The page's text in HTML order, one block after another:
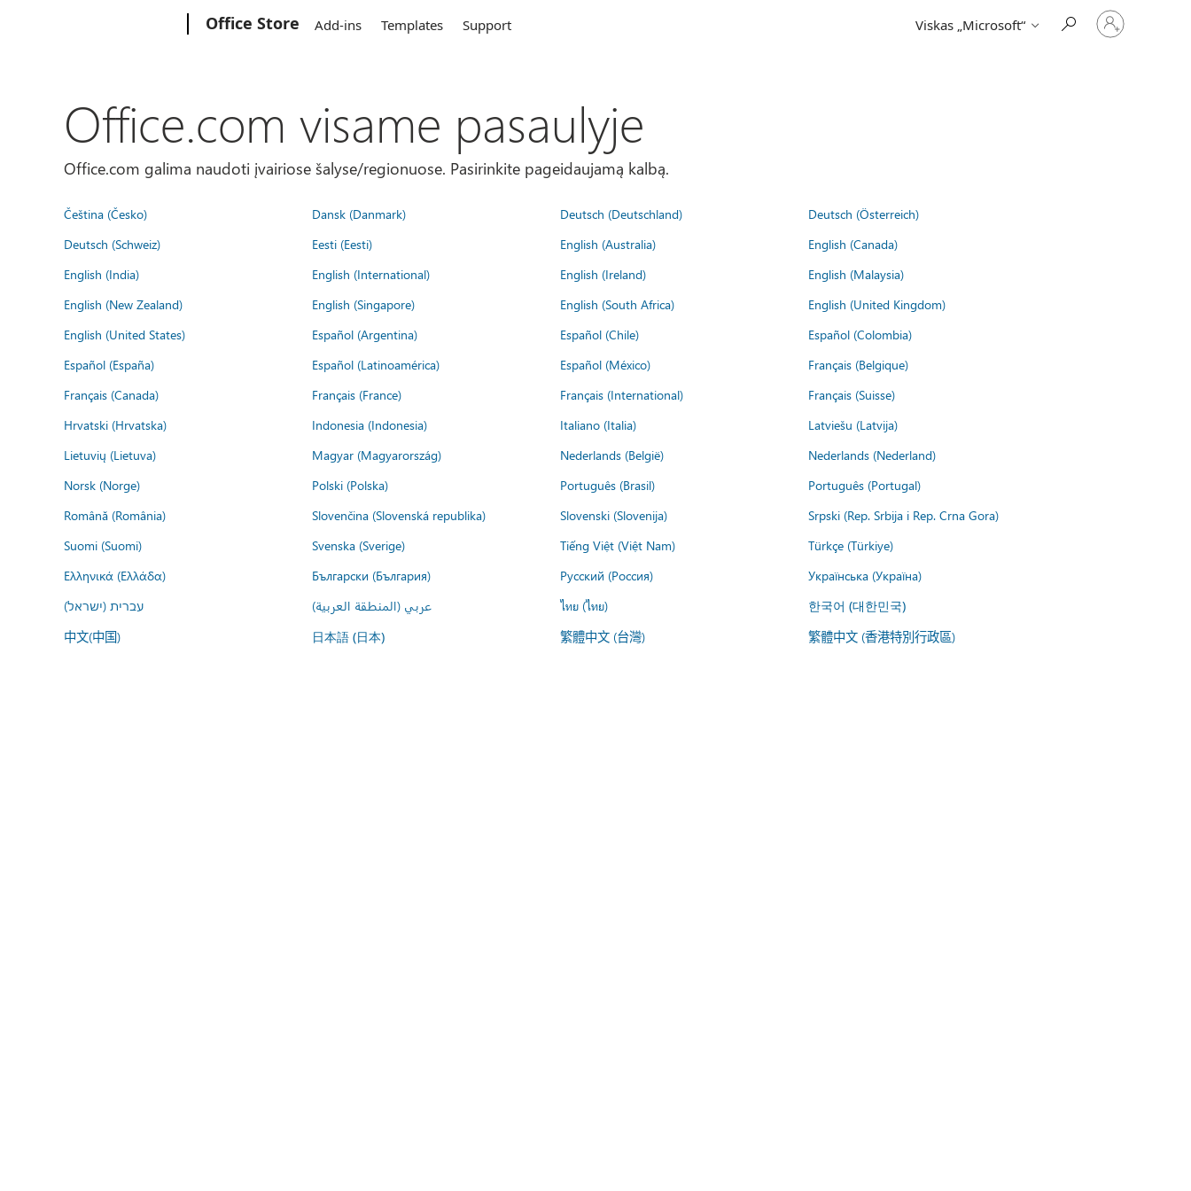
Office Store Add-ins Templates Support Viskas „Microsoft“
Prisijunkite
prie
paskyros
Office.com visame pasaulyje
Office.com galima naudoti įvairiose šalyse/regionuose. Pasirinkite pageidaujamą kalbą.
Čeština (Česko) Dansk (Danmark) Deutsch (Deutschland)
Deutsch (Österreich)
Deutsch (Schweiz)
Eesti (Eesti) English (Australia)
English (Canada)
English (India)
English (International) English (Ireland)
English (Malaysia)
English (New Zealand)
English (Singapore) English (South Africa)
English (United Kingdom)
English (United States)
Español (Argentina) Español (Chile)
Español (Colombia)
Español (España)
Español (Latinoamérica) Español (México)
Français (Belgique)
Français (Canada)
Français (France) Français (International)
Français (Suisse)
Hrvatski (Hrvatska)
Indonesia (Indonesia) Italiano (Italia)
Latviešu (Latvija)
Lietuvių (Lietuva)
Magyar (Magyarország) Nederlands (België)
Nederlands (Nederland)
Norsk (Norge)
Polski (Polska) Português (Brasil)
Português (Portugal)
Română (România)
Slovenčina (Slovenská republika) Slovenski (Slovenija)
Srpski (Rep. Srbija i Rep. Crna Gora)
Suomi (Suomi)
Svenska (Sverige) Tiếng Việt (Việt Nam)
Türkçe (Türkiye)
Ελληνικά (Ελλάδα)
Български (България) Русский (Россия)
Українська (Україна)
עברית (ישראל)
عربي (المنطقة العربية) ไทย (ไทย) 한국어 (대한민국)
中文(中国) 日本語 (日本) 繁體中文 (台灣) 繁體中文 (香港特別行政區)